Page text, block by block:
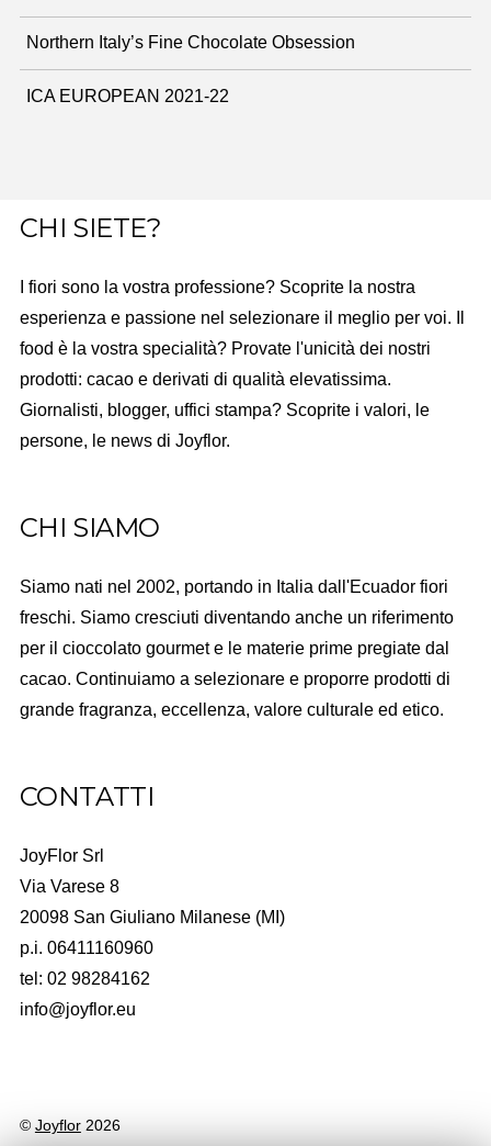
Northern Italy’s Fine Chocolate Obsession
ICA EUROPEAN 2021-22
CHI SIETE?
I fiori sono la vostra professione? Scoprite la nostra
esperienza e passione nel selezionare il meglio per voi. Il
food è la vostra specialità? Provate l'unicità dei nostri
prodotti: cacao e derivati di qualità elevatissima.
Giornalisti, blogger, uffici stampa? Scoprite i valori, le
persone, le news di Joyflor.
CHI SIAMO
Siamo nati nel 2002, portando in Italia dall'Ecuador fiori
freschi. Siamo cresciuti diventando anche un riferimento
per il cioccolato gourmet e le materie prime pregiate dal
cacao. Continuiamo a selezionare e proporre prodotti di
grande fragranza, eccellenza, valore culturale ed etico.
CONTATTI
JoyFlor Srl
Via Varese 8
20098 San Giuliano Milanese (MI)
p.i. 06411160960
tel: 02 98284162
info@joyflor.eu
© Joyflor2026